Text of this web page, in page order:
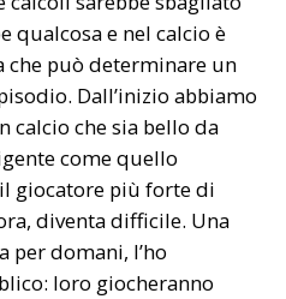
qualcosa e nel calcio è
può determinare un
Dall’inizio abbiamo
calcio che sia bello da
come quello
giocatore più forte di
diventa difficile. Una
per domani, l’ho
loro giocheranno